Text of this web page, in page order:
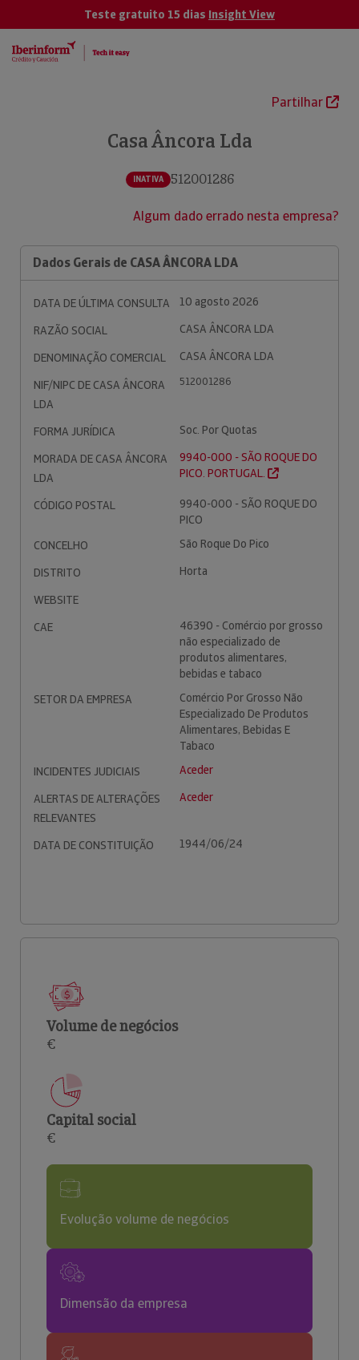
Teste gratuito 15 dias Insight View
Partilhar
Casa Âncora Lda
INATIVA 512001286
Algum dado errado nesta empresa?
Dados Gerais de CASA ÂNCORA LDA
DATA DE ÚLTIMA CONSULTA
10 agosto 2026
RAZÃO SOCIAL
CASA ÂNCORA LDA
DENOMINAÇÃO COMERCIAL
CASA ÂNCORA LDA
NIF/NIPC DE CASA ÂNCORA
LDA
512001286
FORMA JURÍDICA
Soc. Por Quotas
MORADA DE CASA ÂNCORA
LDA
9940-000 - SÃO ROQUE DO
PICO. PORTUGAL.
CÓDIGO POSTAL
9940-000 - SÃO ROQUE DO
PICO
CONCELHO
São Roque Do Pico
DISTRITO
Horta
WEBSITE
CAE
46390 - Comércio por grosso
não especializado de
produtos alimentares,
bebidas e tabaco
SETOR DA EMPRESA
Comércio Por Grosso Não
Especializado De Produtos
Alimentares, Bebidas E
Tabaco
INCIDENTES JUDICIAIS
Aceder
ALERTAS DE ALTERAÇÕES
RELEVANTES
Aceder
DATA DE CONSTITUIÇÃO 1944/06/24
Volume de negócios
€
Capital social
€
Evolução volume de negócios
Dimensão da empresa